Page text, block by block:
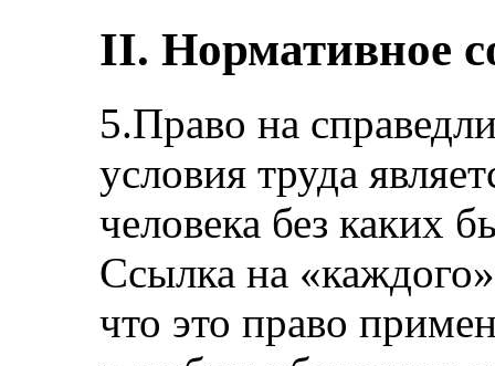
II. Нормативное
5.Право на
условия труда
человека без каких
Ссылка на
что это право